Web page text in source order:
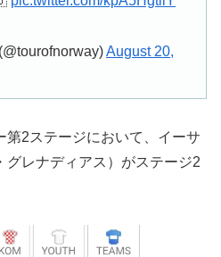
August 20,
第2ステージにおいて、イーサ
グレナディアス）がステージ2